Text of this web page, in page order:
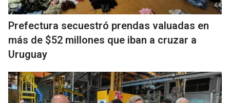
Prefectura secuestró prendas valuadas en
más de $52 millones que iban a cruzar a
Uruguay